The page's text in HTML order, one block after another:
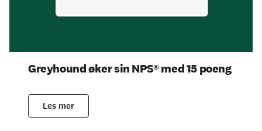
Greyhound øker sin NPS® med 15 poeng
Les mer